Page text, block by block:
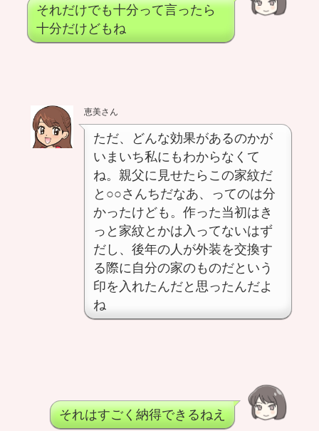
それだけでも十分って言ったら
十分だけどもね
恵美さん
ただ、どんな効果があるのかが
いまいち私にもわからなくて
ね。親父に見せたらこの家紋だ
と○○さんちだなあ、ってのは分
かったけども。作った当初はき
っと家紋とかは入ってないはず
だし、後年の人が外装を交換す
る際に自分の家のものだという
印を入れたんだと思ったんだよ
ね
それはすごく納得できるねえ